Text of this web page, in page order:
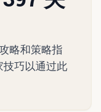
略和策略指
巧以通过此